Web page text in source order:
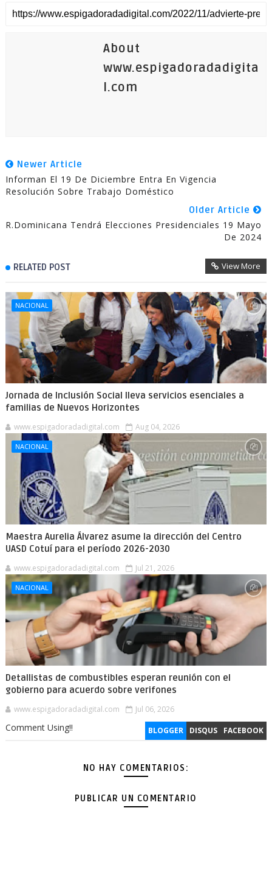
About
www.espigadoradadigita
l.com
Newer Article
Informan El 19 De Diciembre Entra En Vigencia
Resolución Sobre Trabajo Doméstico
Older Article
R.Dominicana Tendrá Elecciones Presidenciales 19 Mayo
De 2024
RELATED POST View More
NACIONAL
Jornada de Inclusión Social lleva servicios esenciales a
familias de Nuevos Horizontes
www.espigadoradadigital.com Aug 04, 2026
NACIONAL
Maestra Aurelia Álvarez asume la dirección del Centro
UASD Cotuí para el período 2026-2030
www.espigadoradadigital.com Jul 21, 2026
NACIONAL
Detallistas de combustibles esperan reunión con el
gobierno para acuerdo sobre verifones
www.espigadoradadigital.com Jul 06, 2026
BLOGGER DISQUS FACEBOOK
Comment Using!!
NO HAY COMENTARIOS:
PUBLICAR UN COMENTARIO